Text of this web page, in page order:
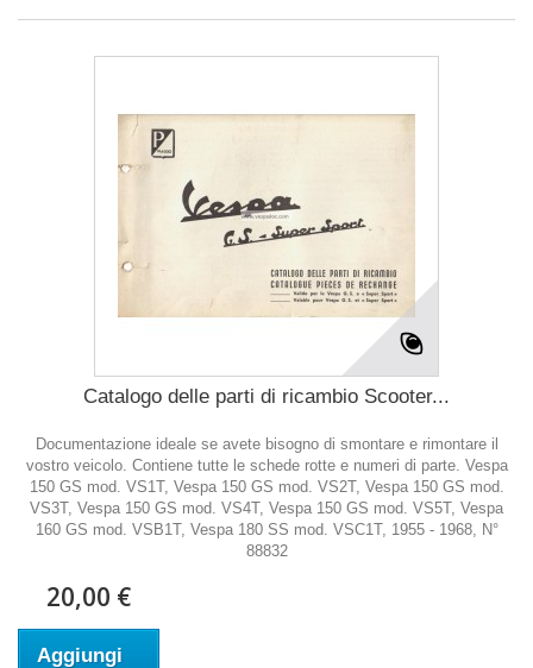
Catalogo delle parti di ricambio Scooter...
Documentazione ideale se avete bisogno di smontare e rimontare il
vostro veicolo. Contiene tutte le schede rotte e numeri di parte. Vespa
150 GS mod. VS1T, Vespa 150 GS mod. VS2T, Vespa 150 GS mod.
VS3T, Vespa 150 GS mod. VS4T, Vespa 150 GS mod. VS5T, Vespa
160 GS mod. VSB1T, Vespa 180 SS mod. VSC1T, 1955 - 1968, N°
88832
20,00 €
Aggiungi